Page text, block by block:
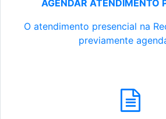
AGENDAR ATENDIMENTO
O atendimento presencial na
previamente